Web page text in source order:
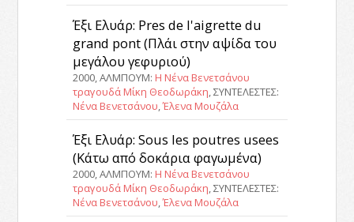
Έξι Ελυάρ: Pres de l'aigrette du
grand pont (Πλάι στην αψίδα του
μεγάλου γεφυριού)
2000, ΑΛΜΠΟΥΜ: Η Νένα Βενετσάνου
τραγουδά Μίκη Θεοδωράκη, ΣΥΝΤΕΛΕΣΤΕΣ:
Νένα Βενετσάνου,Έλενα Μουζάλα
Έξι Ελυάρ: Sous les poutres usees
(Κάτω από δοκάρια φαγωμένα)
2000, ΑΛΜΠΟΥΜ: Η Νένα Βενετσάνου
τραγουδά Μίκη Θεοδωράκη, ΣΥΝΤΕΛΕΣΤΕΣ:
Νένα Βενετσάνου,Έλενα Μουζάλα